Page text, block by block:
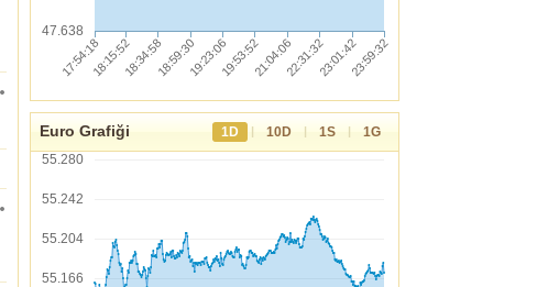
47.638
Euro Grafiği 1D | 10D | 1S |
1G
55.280
55.242
55.204
55.166